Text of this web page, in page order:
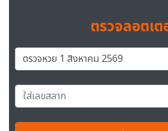
ตรวจลอตเต